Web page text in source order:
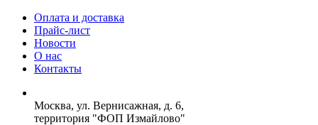
Оплата и доставка
Прайс-лист
Новости
О нас
Контакты
Москва, ул. Вернисажная, д. 6,
территория "ФОП Измайлово"